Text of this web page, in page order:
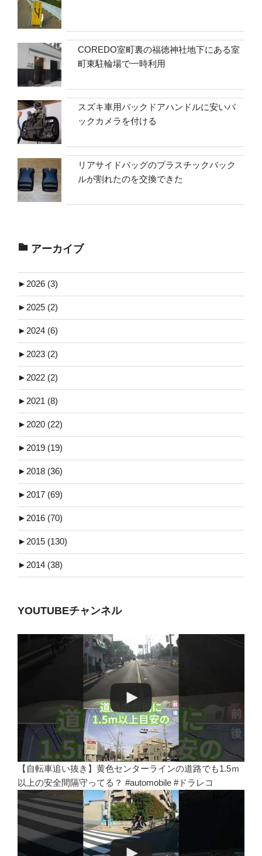
COREDO室町裏の福徳神社地下にある室
町東駐輪場で一時利用
スズキ車用バックドアハンドルに安いバ
ックカメラを付ける
リアサイドバッグのプラスチックバック
ルが割れたのを交換できた
アーカイブ
► 2026 (3)
► 2025 (2)
► 2024 (6)
► 2023 (2)
► 2022 (2)
► 2021 (8)
► 2020 (22)
► 2019 (19)
► 2018 (36)
► 2017 (69)
► 2016 (70)
► 2015 (130)
► 2014 (38)
YOUTUBEチャンネル
【自転車追い抜き】黄色センターラインの道路でも1.5ｍ
以上の安全間隔守ってる？ #automobile #ドラレコ